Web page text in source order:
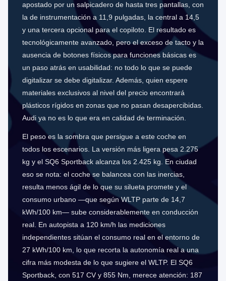
apostado por un salpicadero de hasta tres pantallas, con
la de instrumentación a 11,9 pulgadas, la central a 14,5
y una tercera opcional para el copiloto. El resultado es
tecnológicamente avanzado, pero el exceso de tacto y la
ausencia de botones físicos para funciones básicas es
un paso atrás en usabilidad: no todo lo que se puede
digitalizar se debe digitalizar. Además, quien espere
materiales exclusivos al nivel del precio encontrará
plásticos rígidos en zonas que no pasan desapercibidas.
Audi ya no es lo que era en calidad de terminación.
El peso es la sombra que persigue a este coche en
todos los escenarios. La versión más ligera pesa 2.275
kg y el SQ6 Sportback alcanza los 2.425 kg. En ciudad
eso se nota: el coche se balancea con las inercias,
resulta menos ágil de lo que su silueta promete y el
consumo urbano —que según WLTP parte de 14,7
kWh/100 km— sube considerablemente en conducción
real. En autopista a 120 km/h las mediciones
independientes sitúan el consumo real en el entorno de
27 kWh/100 km, lo que recorta la autonomía real a una
cifra más modesta de lo que sugiere el WLTP. El SQ6
Sportback, con 517 CV y 855 Nm, merece atención: 187